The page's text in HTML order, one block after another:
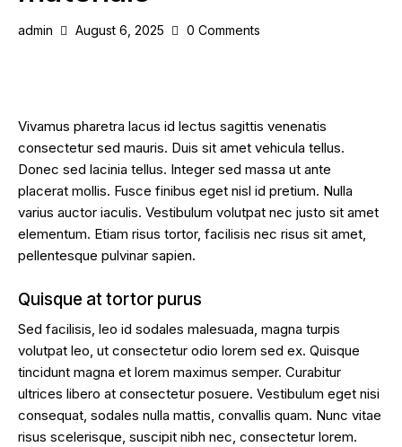
admin August 6, 2025 0 Comments
Vivamus pharetra lacus id lectus sagittis venenatis
consectetur sed mauris. Duis sit amet vehicula tellus.
Donec sed lacinia tellus. Integer sed massa ut ante
placerat mollis. Fusce finibus eget nisl id pretium. Nulla
varius auctor iaculis. Vestibulum volutpat nec justo sit amet
elementum. Etiam risus tortor, facilisis nec risus sit amet,
pellentesque pulvinar sapien.
Quisque at tortor purus
Sed facilisis, leo id sodales malesuada, magna turpis
volutpat leo, ut consectetur odio lorem sed ex. Quisque
tincidunt magna et lorem maximus semper. Curabitur
ultrices libero at consectetur posuere. Vestibulum eget nisi
consequat, sodales nulla mattis, convallis quam. Nunc vitae
risus scelerisque, suscipit nibh nec, consectetur lorem.